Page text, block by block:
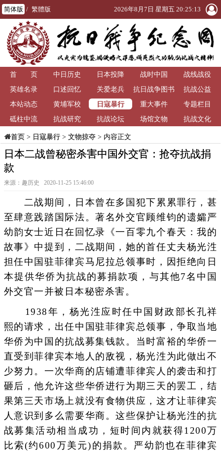
简体版 / 繁體版 2026年8月7日 星期五 20:25:13
首 页 中日历史 日本投降 战时中国
战线战役
英雄名录
口述回忆 关爱老兵
抗日战争图书
馆
抗战公益
本站动态
黄埔军校 日寇暴行 重大事件
专题栏目
砥柱中流
抗战研究 抗战论坛 场馆文物 抗战文化
首页> 日寇暴行> 文物掠夺> 内容正文
日本二战曾秘密杀害中国外交官：抢夺抗战捐
款
来源：趣历史 2020-11-25 15:46:00
二战期间，日本曾在多国犯下累累罪行，甚
至肆意践踏国际法。著名外交官顾维钧的遗孀严
幼韵女士近日在回忆录《一百零九个春天：我的
故事》中提到，二战期间，她的首任丈夫杨光泩
担任中国驻菲律宾马尼拉总领事时，因拒绝向日
本提供华侨为抗战的募捐款项，与其他7名中国
外交官一并被日本秘密杀害。
1938年，杨光泩应时任中国财政部长孔祥
熙的请求，出任中国驻菲律宾总领事，争取当地
华侨为中国的抗战募集钱款。当时富裕的华侨一
直受到菲律宾本地人的敌视，杨光泩为此做出不
少努力。一次华商的店铺遭菲律宾人的袭击和打
砸后，他允许这些华侨进行为期三天的罢工，结
果第三天市场上就没有食物供应，这才让菲律宾
人意识到多么需要华商。这些保护让杨光泩的抗
战募集活动相当成功，短时间内就获得1200万
比索(约600万美元)的捐款。严幼韵也在菲律宾